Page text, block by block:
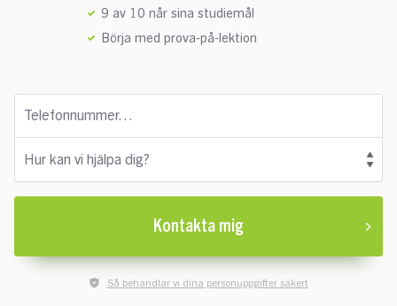
9 av 10 når sina studiemål
Börja med prova-på-lektion
Telefonnummer…
Hur kan vi hjälpa dig?
Kontakta mig
Så behandlar vi dina personuppgifter säkert